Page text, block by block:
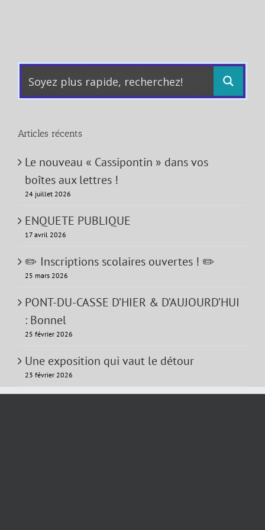
Articles récents
Le nouveau « Cassipontin » dans vos
boîtes aux lettres !
24 juillet 2026
ENQUETE PUBLIQUE
17 avril 2026
✏️ Inscriptions scolaires ouvertes ! ✏️
25 mars 2026
PONT-DU-CASSE D’HIER & D’AUJOURD’HUI
: Bonnel
25 février 2026
Une exposition qui vaut le détour
23 février 2026